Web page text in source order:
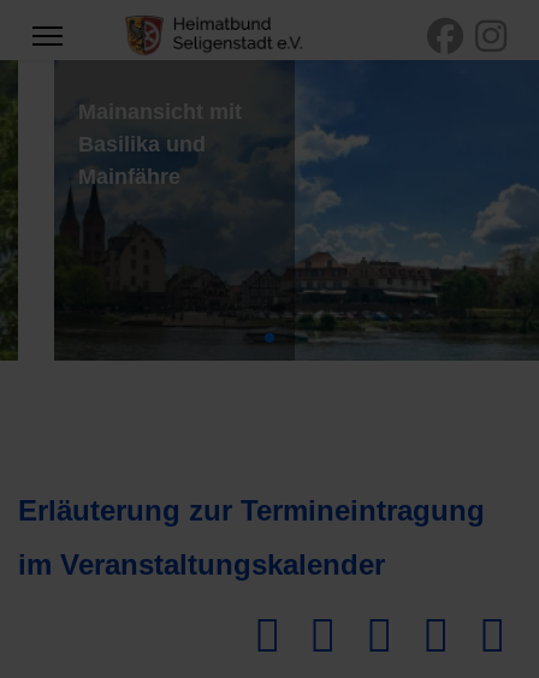
Mainansicht mit
Basilika und
Mainfähre
Erläuterung zur Termineintragung
im Veranstaltungskalender